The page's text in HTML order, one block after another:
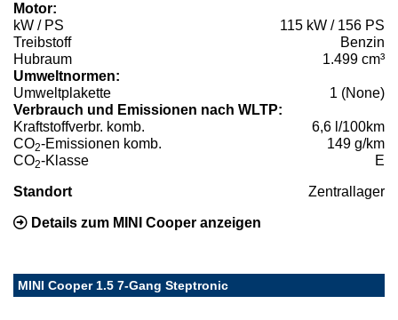
Motor:
kW / PS
115 kW / 156 PS
Treibstoff
Benzin
Hubraum
1.499 cm³
Umweltnormen:
Umweltplakette
1 (None)
Verbrauch und Emissionen nach WLTP:
Kraftstoffverbr. komb.
6,6 l/100km
CO2-Emissionen komb.
149 g/km
CO2-Klasse E
Standort Zentrallager
Details zum MINI Cooper anzeigen
MINI Cooper 1.5 7-Gang Steptronic